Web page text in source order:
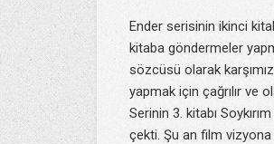
Ender serisinin ikinci
kitaba göndermeler
sözcüsü olarak
yapmak için çağrılır ve
Serinin 3. kitabı
çekti. Şu an film vizyona